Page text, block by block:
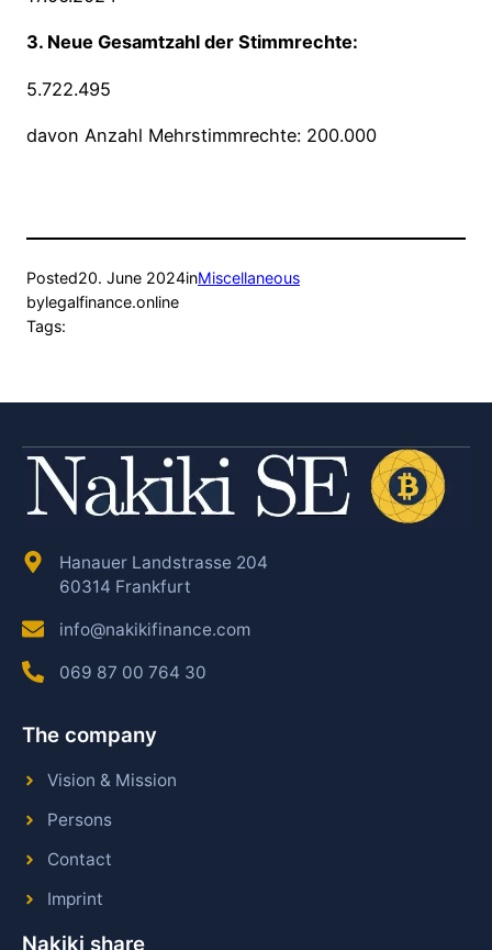
3. Neue Gesamtzahl der Stimmrechte:
5.722.495
davon Anzahl Mehrstimmrechte: 200.000
Posted20. June 2024inMiscellaneous
bylegalfinance.online
Tags:
Hanauer Landstrasse 204
60314 Frankfurt
info@nakikifinance.com
069 87 00 764 30
The company
Vision & Mission
Persons
Contact
Imprint
Nakiki share